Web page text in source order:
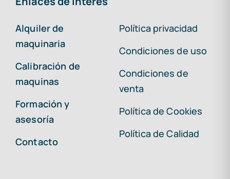
Alquiler de
maquinaria
Calibración de
maquinas
Formación y
asesoría
Contacto
Política privacidad
Condiciones de uso
Condiciones de
venta
Política de Cookies
Política de Calidad